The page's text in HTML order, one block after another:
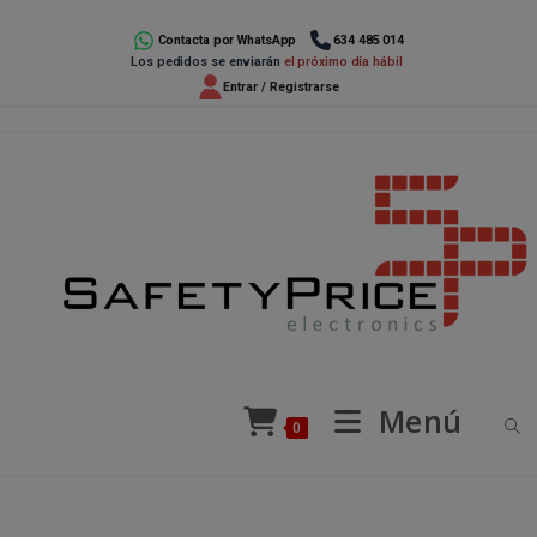
Contacta por WhatsApp
634 485 014
Los pedidos se enviarán el próximo día hábil
Entrar / Registrarse
0 Menú